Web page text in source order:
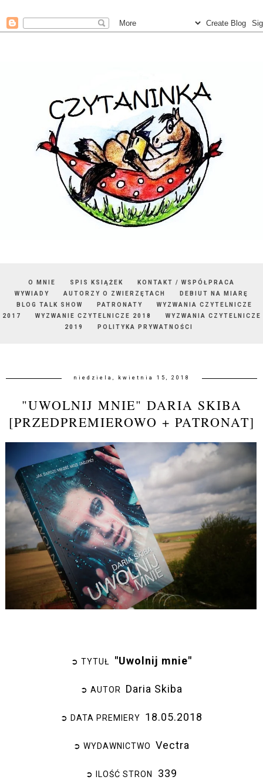
O MNIE SPIS KSIĄŻEK
KONTAKT / WSPÓŁPRACA
WYWIADY
AUTORZY O ZWIERZĘTACH
DEBIUT NA MIARĘ
BLOG TALK SHOW
PATRONATY
WYZWANIA CZYTELNICZE
2017
WYZWANIE CZYTELNICZE 2018
WYZWANIA CZYTELNICZE
2019
POLITYKA PRYWATNOŚCI
niedziela, kwietnia 15, 2018
"UWOLNIJ MNIE" DARIA SKIBA
[PRZEDPREMIEROWO + PATRONAT]
➲ TYTUŁ "Uwolnij mnie"
➲ AUTOR Daria Skiba
➲ DATA PREMIERY 18.05.2018
➲ WYDAWNICTWO Vectra
➲ ILOŚĆ STRON 339